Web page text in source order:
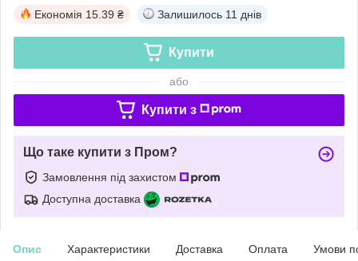
Економія 15.39 ₴ Залишилось 11 днів
Купити
або
Купити з
Що таке купити з Пром?
Замовлення під захистом
Доступна доставка
Опис Характеристики Доставка Оплата Умови